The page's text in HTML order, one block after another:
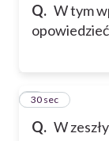
Q. W tym
opowiedzieć
Q. W
5
30 sec